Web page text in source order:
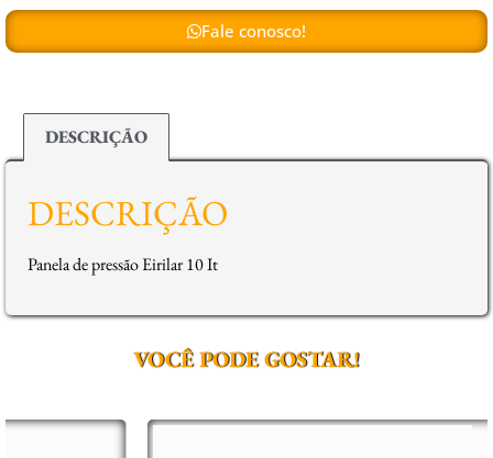
Fale conosco!
DESCRIÇÃO
DESCRIÇÃO
Panela de pressão Eirilar 10 It
VOCÊ PODE GOSTAR!